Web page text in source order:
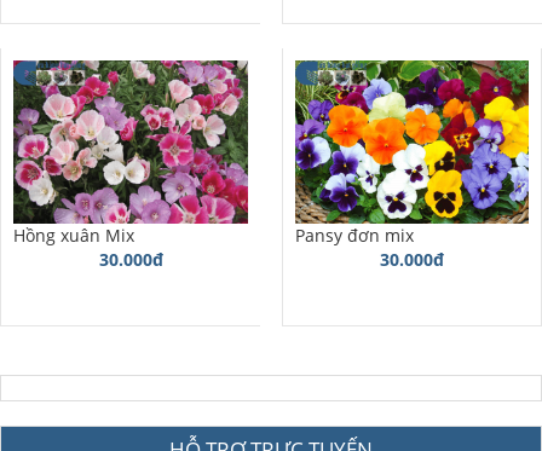
Hồng xuân Mix
30.000đ
Pansy đơn mix
30.000đ